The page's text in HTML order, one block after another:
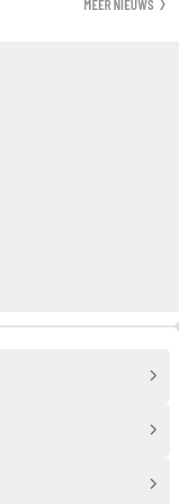
MEER NIEUWS